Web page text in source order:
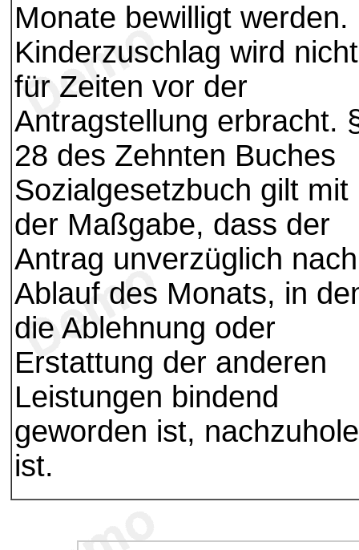
Monate bewilligt werden.
Kinderzuschlag wird nicht
für Zeiten vor der
Antragstellung erbracht.
28 des Zehnten Buches
Sozialgesetzbuch gilt mit
der Maßgabe, dass der
Antrag unverzüglich nach
Ablauf des Monats, in
die Ablehnung oder
Erstattung der anderen
Leistungen bindend
geworden ist,
ist.